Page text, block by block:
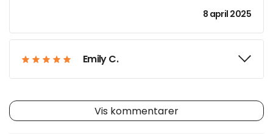
8 april 2025
Emily C.
Vis kommentarer